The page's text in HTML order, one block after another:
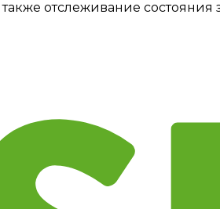
отслеживание состояния